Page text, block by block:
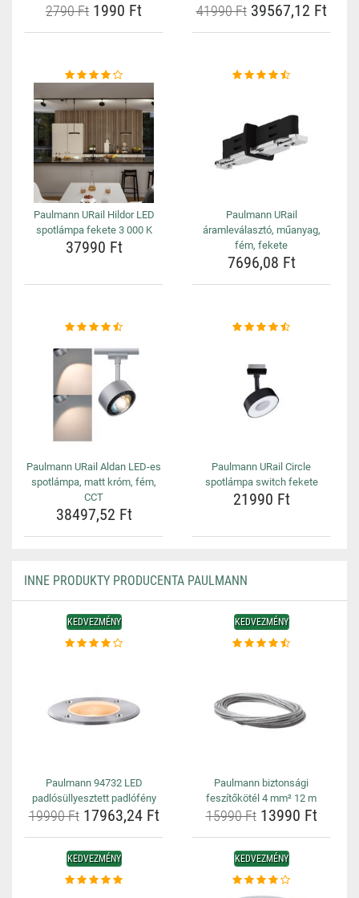
2790 Ft 1990 Ft 41990 Ft39567,12 Ft
Paulmann URail Hildor LED
spotlámpa fekete 3 000 K
37990 Ft
Paulmann URail
áramleválasztó, műanyag,
fém, fekete
7696,08 Ft
Paulmann URail Aldan LED-es
spotlámpa, matt króm, fém,
CCT
38497,52 Ft
Paulmann URail Circle
spotlámpa switch fekete
21990 Ft
INNE PRODUKTY PRODUCENTA PAULMANN
KEDVEZMÉNY
Paulmann 94732 LED
padlósüllyesztett padlófény
19990 Ft17963,24 Ft
KEDVEZMÉNY
Paulmann biztonsági
feszítőkötél 4 mm² 12 m
15990 Ft13990 Ft
KEDVEZMÉNY KEDVEZMÉNY